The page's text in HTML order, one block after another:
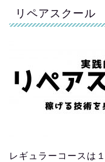
リペアスクール
レギュラーコースは